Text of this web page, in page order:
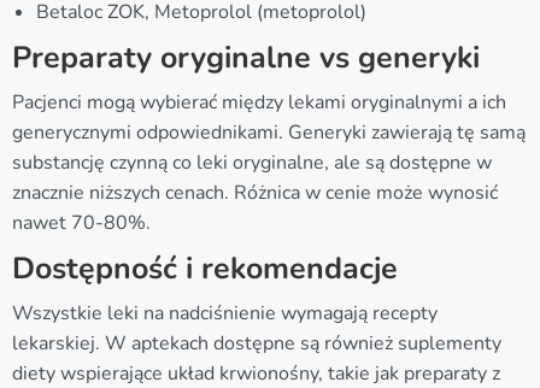
Betaloc ZOK, Metoprolol (metoprolol)
Preparaty oryginalne vs generyki
Pacjenci mogą wybierać między lekami oryginalnymi a ich
generycznymi odpowiednikami. Generyki zawierają tę samą
substancję czynną co leki oryginalne, ale są dostępne w
znacznie niższych cenach. Różnica w cenie może wynosić
nawet 70-80%.
Dostępność i rekomendacje
Wszystkie leki na nadciśnienie wymagają recepty
lekarskiej. W aptekach dostępne są również suplementy
diety wspierające układ krwionośny, takie jak preparaty z